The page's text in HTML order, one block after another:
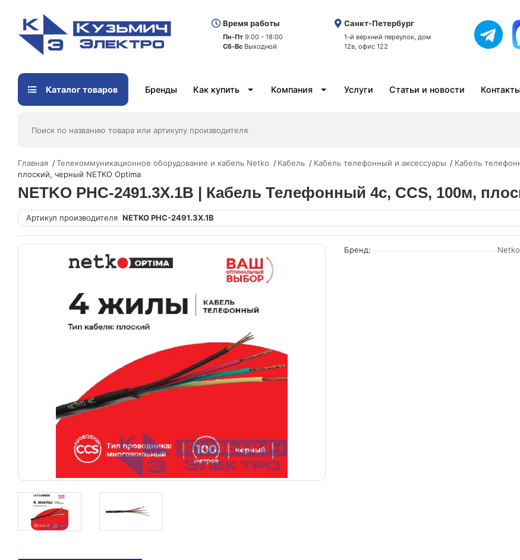
Время работы
Пн-Пт 9:00 - 18:00
Сб-Вс Выходной
Санкт-Петербург
1-й верхний переулок, дом
12в, офис 122
Каталог товаров Бренды Как купить Компания Услуги Статьи и новости Контакты
Главная Телекоммуникационное оборудование и кабель Netko Кабель Кабель телефонный и аксессуары Кабель
плоский, черный NETKO Optima
NETKO PHC-2491.3X.1B | Кабель Телефонный 4с, CCS, 100м,
Артикул производителя NETKO PHC-2491.3X.1B
Бренд: Netko